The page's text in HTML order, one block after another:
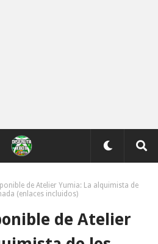
de Atelier Yumia: La alquimista de
(enlaces incluidos)
de Atelier